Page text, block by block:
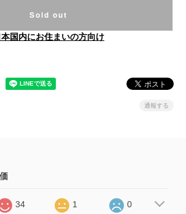
Sold out
本国内にお住まいの方向け
通報する
34 1 0